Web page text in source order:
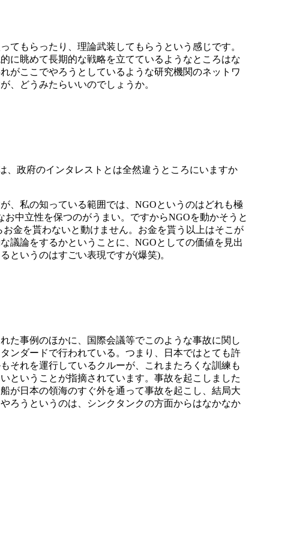
てもらったり、理論武装してもらうという感じです。
に眺めて長期的な戦略を立てているようなところはな
がここでやろうとしているような研究機関のネットワ
、どうみたらいいのでしょうか。
政府のインタレストとは全然違うところにいますか
、私の知っている範囲では、NGOというのはどれも極
中立性を保つのがうまい。ですからNGOを動かそうと
金を貰わないと動けません。お金を貰う以上はそこが
議論をするかということに、NGOとしての価値を見出
というのはすごい表現ですが(爆笑)。
た事例のほかに、国際会議等でこのような事故に関し
ンダードで行われている。つまり、日本ではとても許
それを運行しているクルーが、これまたろくな訓練も
ということが指摘されています。事故を起こしました
が日本の領海のすぐ外を通って事故を起こし、結局大
ろうというのは、シンクタンクの方面からはなかなか